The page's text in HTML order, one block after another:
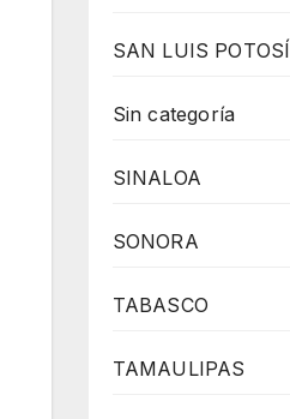
SAN LUIS POTOSÍ
Sin categoría
SINALOA
SONORA
TABASCO
TAMAULIPAS